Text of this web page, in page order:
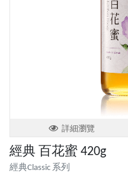
詳細瀏覽
經典 百花蜜 420g
經典Classic 系列